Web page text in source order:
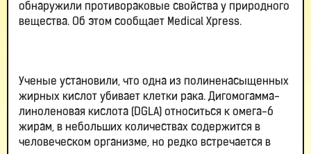
обнаружили противораковые свойства у природного
вещества. Об этом сообщает Medical Xpress.
Ученые установили, что одна из полиненасыщенных
жирных кислот убивает клетки рака. Дигомогамма-
линоленовая кислота (DGLA) относиться к омега-6
жирам, в небольших количествах содержится в
человеческом организме, но редко встречается в